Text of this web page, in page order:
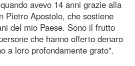
avevo 14 anni grazie alla
Pietro Apostolo, che sostiene
del mio Paese. Sono il frutto
che hanno offerto denaro
a loro profondamente grato".